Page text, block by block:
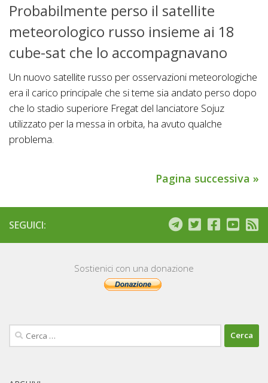
Probabilmente perso il satellite
meteorologico russo insieme ai 18
cube-sat che lo accompagnavano
Un nuovo satellite russo per osservazioni meteorologiche
era il carico principale che si teme sia andato perso dopo
che lo stadio superiore Fregat del lanciatore Sojuz
utilizzato per la messa in orbita, ha avuto qualche
problema.
Pagina successiva »
SEGUICI:
Sostienici con una donazione
Ricerca
per: